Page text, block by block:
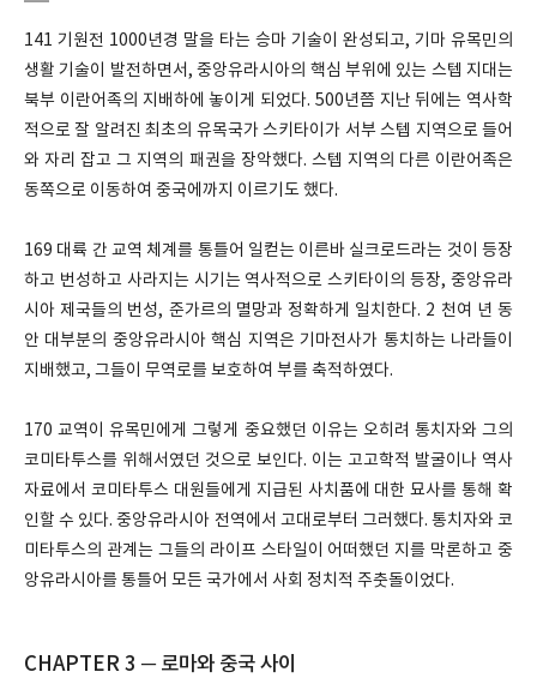
141 기원전 1000년경 말을 타는 승마 기술이 완성되고, 기마 유목민의
생활 기술이 발전하면서, 중앙유라시아의 핵심 부위에 있는 스텝 지대는
북부 이란어족의 지배하에 놓이게 되었다. 500년쯤 지난 뒤에는 역사학
적으로 잘 알려진 최초의 유목국가 스키타이가 서부 스텝 지역으로 들어
와 자리 잡고 그 지역의 패권을 장악했다. 스텝 지역의 다른 이란어족은
동쪽으로 이동하여 중국에까지 이르기도 했다.
169 대륙 간 교역 체계를 통틀어 일컫는 이른바 실크로드라는 것이 등장
하고 번성하고 사라지는 시기는 역사적으로 스키타이의 등장, 중앙유라
시아 제국들의 번성, 준가르의 멸망과 정확하게 일치한다. 2 천여 년 동
안 대부분의 중앙유라시아 핵심 지역은 기마전사가 통치하는 나라들이
지배했고, 그들이 무역로를 보호하여 부를 축적하였다.
170 교역이 유목민에게 그렇게 중요했던 이유는 오히려 통치자와 그의
코미타투스를 위해서였던 것으로 보인다. 이는 고고학적 발굴이나 역사
자료에서 코미타투스 대원들에게 지급된 사치품에 대한 묘사를 통해 확
인할 수 있다. 중앙유라시아 전역에서 고대로부터 그러했다. 통치자와 코
미타투스의 관계는 그들의 라이프 스타일이 어떠했던 지를 막론하고 중
앙유라시아를 통틀어 모든 국가에서 사회 정치적 주춧돌이었다.
CHAPTER 3 ─ 로마와 중국 사이